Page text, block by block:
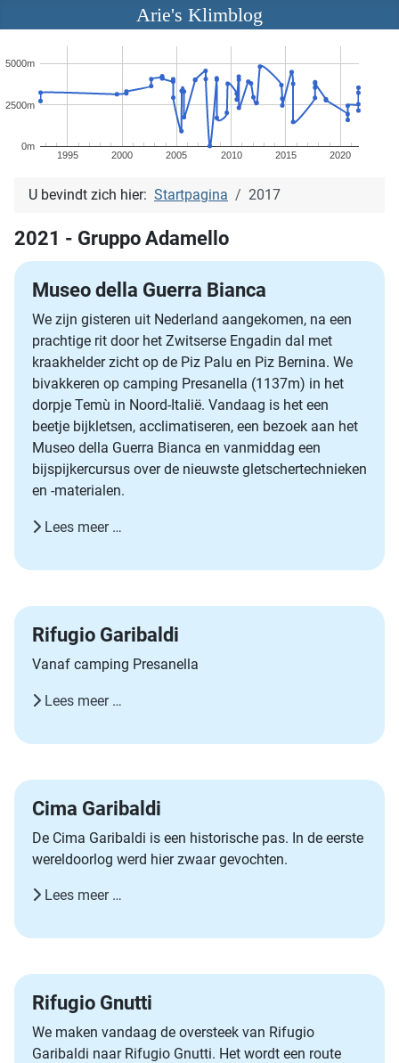
Arie's Klimblog
1995 2000 2005 2010 2015 2020
0m
2500m
5000m
U bevindt zich hier: Startpagina 2017
2021 - Gruppo Adamello
Museo della Guerra Bianca
We zijn gisteren uit Nederland aangekomen, na een
prachtige rit door het Zwitserse Engadin dal met
kraakhelder zicht op de Piz Palu en Piz Bernina. We
bivakkeren op camping Presanella (1137m) in het
dorpje Temù in Noord-Italië. Vandaag is het een
beetje bijkletsen, acclimatiseren, een bezoek aan het
Museo della Guerra Bianca en vanmiddag een
bijspijkercursus over de nieuwste gletschertechnieken
en -materialen.
Lees meer …
Rifugio Garibaldi
Vanaf camping Presanella
Lees meer …
Cima Garibaldi
De Cima Garibaldi is een historische pas. In de eerste
wereldoorlog werd hier zwaar gevochten.
Lees meer …
Rifugio Gnutti
We maken vandaag de oversteek van Rifugio
Garibaldi naar Rifugio Gnutti. Het wordt een route